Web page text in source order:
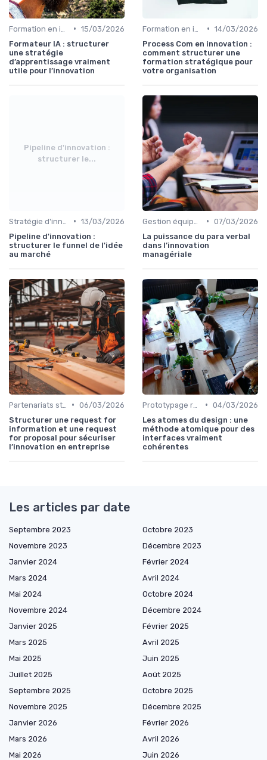
• 15/03/2026
Formateur IA : structurer
une stratégie
d’apprentissage vraiment
utile pour l’innovation
• 14/03/2026
Process Com en innovation :
comment structurer une
formation stratégique pour
votre organisation
Pipeline d'innovation :
structurer le...
• 13/03/2026
Pipeline d'innovation :
structurer le funnel de l'idée
au marché
• 07/03/2026
La puissance du para verbal
dans l’innovation
managériale
• 06/03/2026
Structurer une request for
information et une request
for proposal pour sécuriser
l’innovation en entreprise
• 04/03/2026
Les atomes du design : une
méthode atomique pour des
interfaces vraiment
cohérentes
Les articles par date
Septembre 2023
Octobre 2023
Novembre 2023
Décembre 2023
Janvier 2024
Février 2024
Mars 2024
Avril 2024
Mai 2024
Octobre 2024
Novembre 2024
Décembre 2024
Janvier 2025
Février 2025
Mars 2025
Avril 2025
Mai 2025
Juin 2025
Juillet 2025
Août 2025
Septembre 2025
Octobre 2025
Novembre 2025
Décembre 2025
Janvier 2026
Février 2026
Mars 2026
Avril 2026
Mai 2026
Juin 2026